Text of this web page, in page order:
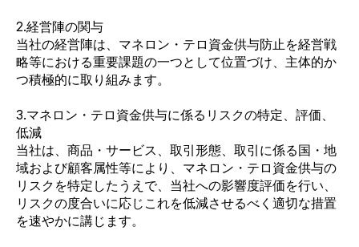
2.経営陣の関与
当社の経営陣は、マネロン・テロ資金供与防止を経営戦
略等における重要課題の一つとして位置づけ、主体的か
つ積極的に取り組みます。
3.マネロン・テロ資金供与に係るリスクの特定、評価、
低減
当社は、商品・サービス、取引形態、取引に係る国・地
域および顧客属性等により、マネロン・テロ資金供与の
リスクを特定したうえで、当社への影響度評価を行い、
リスクの度合いに応じこれを低減させるべく適切な措置
を速やかに講じます。